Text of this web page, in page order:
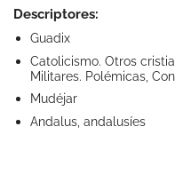
Descriptores:
Guadix
Catolicismo. Otros
Militares. Polémicas,
Mudéjar
Andalus, andalusíes